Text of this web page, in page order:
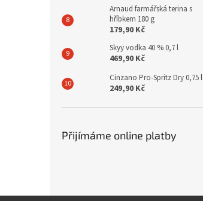
Arnaud farmářská terina s
hříbkem 180 g
179,90 Kč
Skyy vodka 40 % 0,7 l
469,90 Kč
Cinzano Pro-Spritz Dry 0,75 l
249,90 Kč
Přijímáme online platby